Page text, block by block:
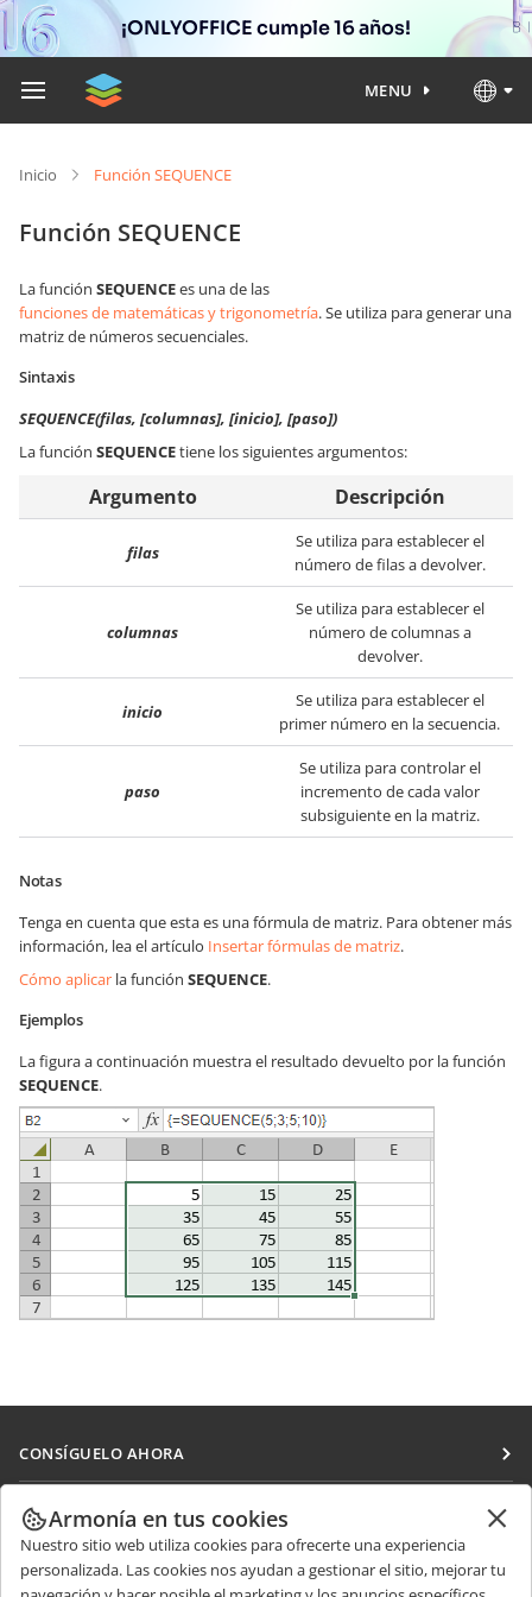
¡ONLYOFFICE cumple 16 años!
MENU
Inicio Función SEQUENCE
Función SEQUENCE
La función SEQUENCEes una de las
funciones de matemáticas y trigonometría. Se utiliza para generar una
matriz de números secuenciales.
Sintaxis
SEQUENCE(filas, [columnas], [inicio], [paso])
La función SEQUENCEtiene los siguientes argumentos:
Argumento Descripción
filas
Se utiliza para establecer el
número de filas a devolver.
columnas
Se utiliza para establecer el
número de columnas a
devolver.
inicio
Se utiliza para establecer el
primer número en la secuencia.
paso
Se utiliza para controlar el
incremento de cada valor
subsiguiente en la matriz.
Notas
Tenga en cuenta que esta es una fórmula de matriz. Para obtener más
información, lea el artículo Insertar fórmulas de matriz.
Cómo aplicar la función SEQUENCE.
Ejemplos
La figura a continuación muestra el resultado devuelto por la función
SEQUENCE.
CONSÍGUELO AHORA
Docs
DocSpace
Workspace
COLABORAR
Para colaboradores
Para traductores
RECIBIR NOTICIAS
Armonía en tus cookies
Nuestro sitio web utiliza cookies para ofrecerte una experiencia
personalizada. Las cookies nos ayudan a gestionar el sitio, mejorar tu